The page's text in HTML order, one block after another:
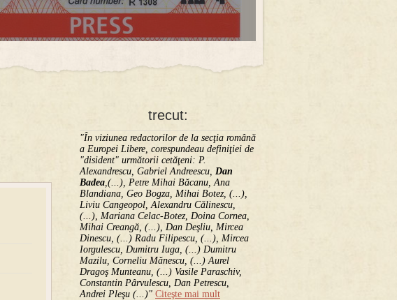
trecut:
"În viziunea redactorilor de la secţia română
a Europei Libere, corespundeau definiţiei de
"disident" următorii ce­tă­ţeni: P.
Alexandrescu, Gabriel Andreescu, Dan
Badea,(...), Petre Mihai Băcanu, Ana
Blandiana, Geo Bogza, Mihai Botez, (...),
Liviu Cangeopol, Alexandru Călinescu,
(...), Mariana Celac-Botez, Doina Cornea,
Mihai Creangă, (...), Dan Deşliu, Mircea
Dinescu, (...) Radu Filipescu, (...), Mircea
Iorgulescu, Dumitru Iuga, (...) Dumitru
Mazilu, Corneliu Mănescu, (...) Aurel
Dragoş Munteanu, (...) Vasile Paraschiv,
Constantin Pârvulescu, Dan Petrescu,
Andrei Pleşu (...)" Citeşte mai mult